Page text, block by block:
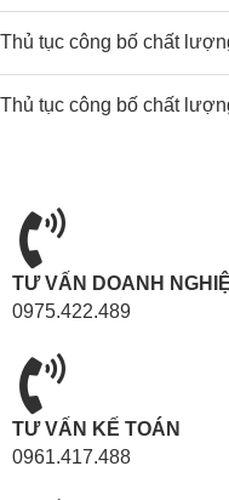
Thủ tục công bố chất
Thủ tục công bố chất
TƯ VẤN DOANH
0975.422.489
TƯ VẤN KẾ TOÁN
0961.417.488